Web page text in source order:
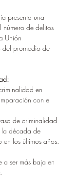
presenta una
número de delitos
Unión
del promedio de
en
con el
de criminalidad
la década de
los últimos años.
a ser más baja en